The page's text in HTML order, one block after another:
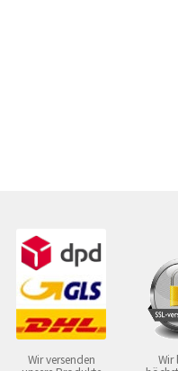
Wir versenden
Wir